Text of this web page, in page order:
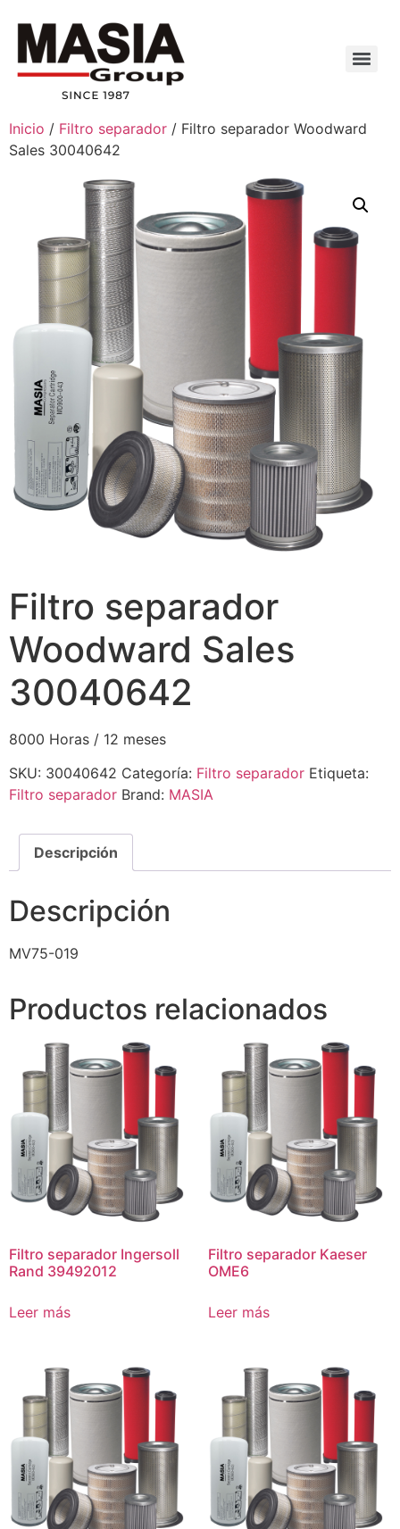
Inicio / Filtro separador / Filtro separador Woodward
Sales 30040642
Filtro separador
Woodward Sales
30040642
8000 Horas / 12 meses
SKU: 30040642 Categoría: Filtro separador Etiqueta:
Filtro separador Brand: MASIA
Descripción
Descripción
MV75-019
Productos relacionados
Filtro separador Ingersoll
Rand 39492012
Leer más
Filtro separador Kaeser
OME6
Leer más